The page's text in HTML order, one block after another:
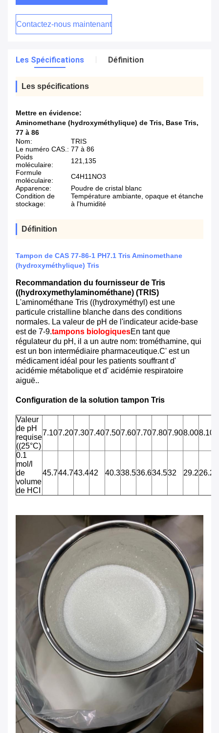
Contactez-nous maintenant
Les Spécifications Définition
Les spécifications
Mettre en évidence:
Aminomethane (hydroxyméthylique) de Tris, Base Tris,
77 à 86
Nom:
TRIS
Le numéro CAS.: 77 à 86
Poids
moléculaire:
121,135
Formule
moléculaire:
C4H11NO3
Apparence:
Poudre de cristal blanc
Condition de
stockage:
Température ambiante, opaque et étanche
à l'humidité
Définition
Tampon de CAS 77-86-1 PH7.1 Tris Aminomethane
(hydroxyméthylique) Tris
Recommandation du fournisseur de Tris
((hydroxymethylaminométhane) (TRIS)
L'aminométhane Tris ((hydroxyméthyl) est une
particule cristalline blanche dans des conditions
normales. La valeur de pH de l'indicateur acide-base
est de 7-9.tampons biologiquesEn tant que
régulateur du pH, il a un autre nom: trométhamine, qui
est un bon intermédiaire pharmaceutique.C' est un
médicament idéal pour les patients souffrant d'
acidémie métabolique et d' acidémie respiratoire
aiguë..
Configuration de la solution tampon Tris
Valeur
de pH
requise
((25°C)
7.107.207.307.407.507.607.707.807.908.008.10
0.1
mol/l
de
volume
de HCI
45.744.743.442 40.338.536.634.532 29.226.2